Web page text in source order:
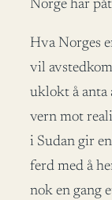
Norge har
Hva Norges
vil
uklokt å anta
vern mot
i Sudan gir
ferd med å
nok en gang